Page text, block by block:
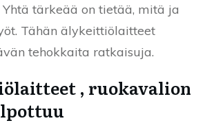
tärkeää on tietää, mitä ja
Tähän älykeittiölaitteet
tehokkaita ratkaisuja.
, ruokavalion